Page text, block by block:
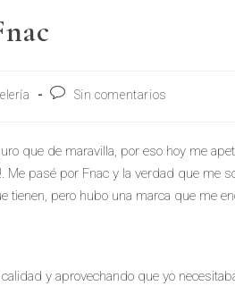
Sin comentarios
que de maravilla, por eso hoy me
Me pasé por Fnac y la verdad que
tienen, pero hubo una marca que me
y aprovechando que yo